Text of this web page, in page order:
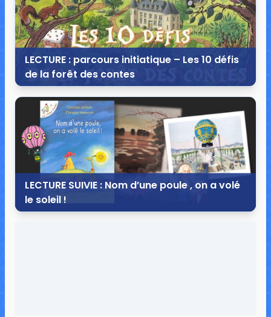
LECTURE : parcours initiatique – Les 10 défis
de la forêt des contes
30 septembre 2014
10 commentaires
25 214 vues
LECTURE SUIVIE : Nom d’une poule , on a volé
le soleil !